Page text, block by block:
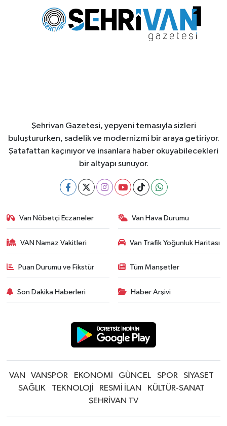
Şehrivan Gazetesi, yepyeni temasıyla sizleri
buluştururken, sadelik ve modernizmi bir araya getiriyor.
Şatafattan kaçınıyor ve insanlara haber okuyabilecekleri
bir altyapı sunuyor.
Van Nöbetçi Eczaneler Van Hava Durumu
VAN Namaz Vakitleri Van Trafik Yoğunluk Haritası
Puan Durumu ve Fikstür Tüm Manşetler
Son Dakika Haberleri Haber Arşivi
VAN VANSPOR EKONOMİ GÜNCEL SPOR
SİYASET
SAĞLIK
TEKNOLOJİ RESMİ İLAN
KÜLTÜR-SANAT
ŞEHRİVAN TV